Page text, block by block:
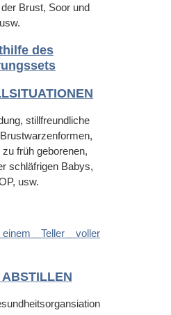
Brust, Soor und
stillfreundliche
früh geborenen,
schläfrigen Babys,
usw.